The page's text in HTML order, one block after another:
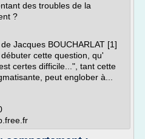
des troubles de la
?
Jacques BOUCHARLAT [1]
cette question, qu'
certes difficile...", tant cette
peut englober à...